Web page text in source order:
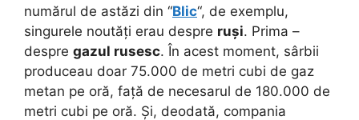
numărul de astăzi din “Blic“, de exemplu,
singurele noutăți erau despre ruși. Prima –
despre gazul rusesc. În acest moment, sârbii
produceau doar 75.000 de metri cubi de gaz
metan pe oră, față de necesarul de 180.000 de
metri cubi pe oră. Și, deodată, compania